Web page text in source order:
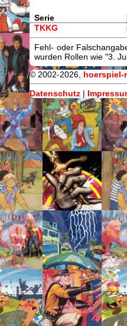
Serie
TKKG
Fehl- oder
wurden Rollen wie "3.
© 2002-2026, hoerspiel-
Datenschutz |